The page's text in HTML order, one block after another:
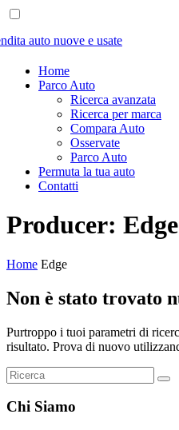
Home
Parco Auto
Ricerca avanzata
Ricerca per marca
Compara Auto
Osservate
Parco Auto
Permuta la tua auto
Contatti
Producer: Edge
Home Edge
Non è stato trovato
Purtroppo i tuoi parametri di
risultato. Prova di nuovo
Chi Siamo